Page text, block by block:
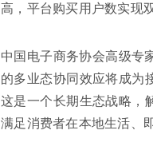
高，平台购买用户数实现
中国电子商务协会高级专
的多业态协同效应将成为
这是一个长期生态战略，
满足消费者在本地生活、